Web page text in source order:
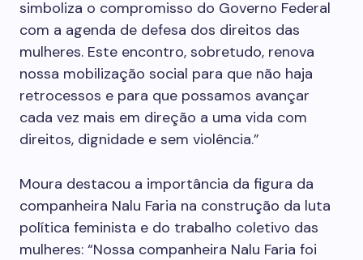
simboliza o compromisso do Governo Federal
com a agenda de defesa dos direitos das
mulheres. Este encontro, sobretudo, renova
nossa mobilização social para que não haja
retrocessos e para que possamos avançar
cada vez mais em direção a uma vida com
direitos, dignidade e sem violência.”
Moura destacou a importância da figura da
companheira Nalu Faria na construção da luta
política feminista e do trabalho coletivo das
mulheres: “Nossa companheira Nalu Faria foi